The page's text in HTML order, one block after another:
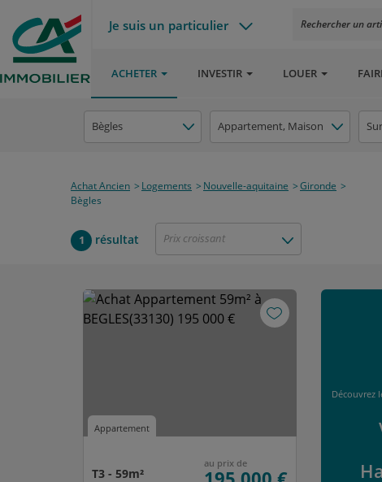
Je suis un particulier Rechercher un
ACHETER INVESTIR LOUER
Bègles Appartement, Maison
Achat Ancien Logements Nouvelle-aquitaine
Gironde
Bègles
1 résultat Prix croissant
Appartement
T3 - 59m²
au prix de
Découvrez